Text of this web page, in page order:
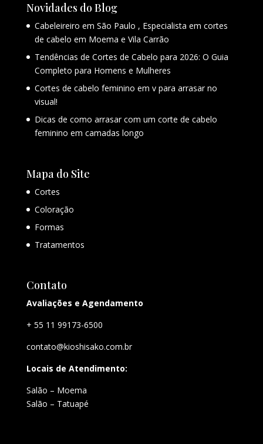
Novidades do Blog
Cabeleireiro em São Paulo , Especialista em cortes
de cabelo em Moema e Vila Carrão
Tendências de Cortes de Cabelo para 2026: O Guia
Completo para Homens e Mulheres
Cortes de cabelo feminino em v para arrasar no
visual!
Dicas de como arrasar com um corte de cabelo
feminino em camadas longo
Mapa do Site
Cortes
Coloração
Formas
Tratamentos
Contato
Avaliações e Agendamento
+ 55 11 99173-6500
contato@kioshisako.com.br
Locais de Atendimento:
Salão – Moema
Salão – Tatuapé